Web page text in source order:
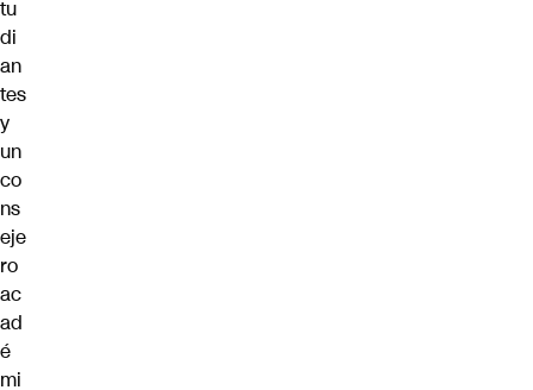
tu
di
an
tes
y
un
co
ns
eje
ro
ac
ad
é
mi